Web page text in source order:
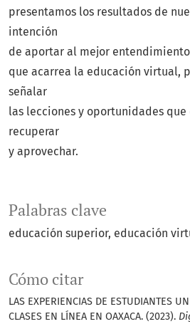
Palabras clave
educación superior educación
Cómo citar
LAS EXPERIENCIAS DE ESTUDIANTES
CLASES EN LÍNEA EN OAXACA. (2023).
presentamos los resultados de
intención
de aportar al mejor
que acarrea la educación virtual,
señalar
las lecciones y oportunidades
recuperar
y aprovechar.